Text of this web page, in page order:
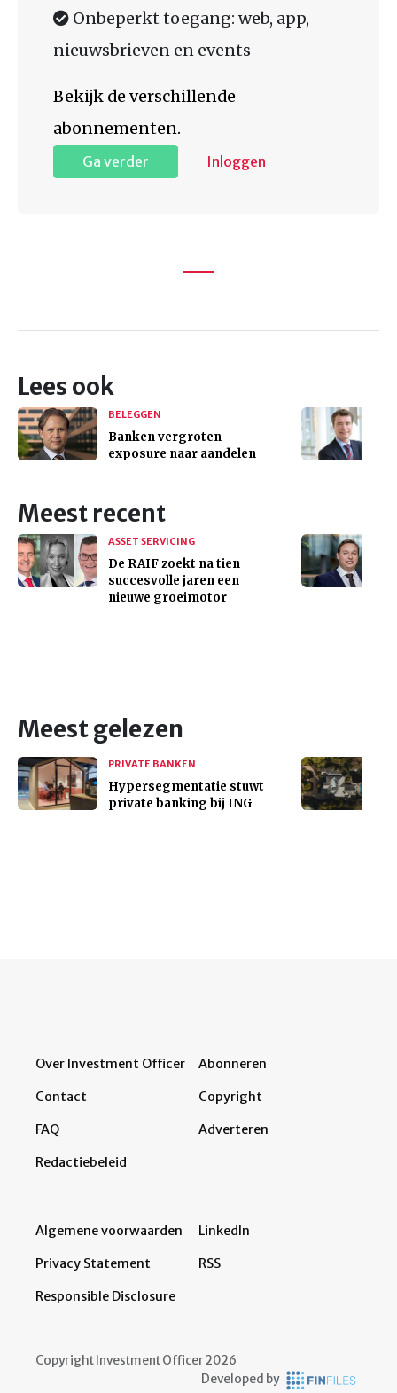
Onbeperkt toegang: web, app,
nieuwsbrieven en events
Bekijk de verschillende
abonnementen.
Ga verder Inloggen
Lees ook
BELEGGEN
Banken vergroten
exposure naar aandelen
Meest recent
ASSET SERVICING
De RAIF zoekt na tien
succesvolle jaren een
nieuwe groeimotor
Meest gelezen
PRIVATE BANKEN
Hypersegmentatie stuwt
private banking bij ING
Over Investment Officer
Contact
FAQ
Redactiebeleid
Abonneren
Copyright
Adverteren
Algemene voorwaarden
Privacy Statement
Responsible Disclosure
LinkedIn
RSS
Copyright Investment Officer 2026
Developed by